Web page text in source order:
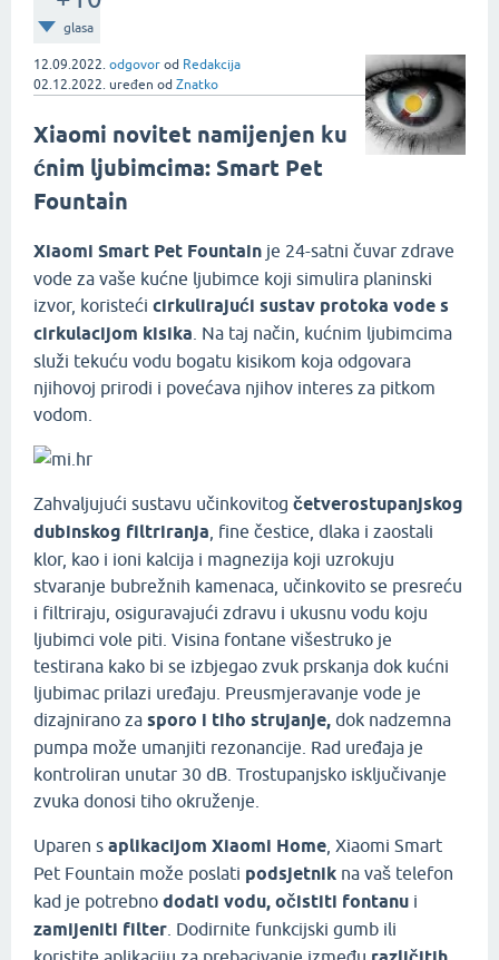
glasa
12.09.2022. odgovor od Redakcija
02.12.2022. uređen od Znatko
Xiaomi novitet namijenjen ku
ćnim ljubimcima: Smart Pet
Fountain
Xiaomi Smart Pet Fountain je 24-satni čuvar zdrave
vode za vaše kućne ljubimce koji simulira planinski
izvor, koristeći cirkulirajući sustav protoka vode s
cirkulacijom kisika . Na taj način, kućnim ljubimcima
služi tekuću vodu bogatu kisikom koja odgovara
njihovoj prirodi i povećava njihov interes za pitkom
vodom.
Zahvaljujući sustavu učinkovitog četverostupanjskog
dubinskog filtriranja , fine čestice, dlaka i zaostali
klor, kao i ioni kalcija i magnezija koji uzrokuju
stvaranje bubrežnih kamenaca, učinkovito se presreću
i filtriraju, osiguravajući zdravu i ukusnu vodu koju
ljubimci vole piti. Visina fontane višestruko je
testirana kako bi se izbjegao zvuk prskanja dok kućni
ljubimac prilazi uređaju. Preusmjeravanje vode je
dizajnirano za sporo i tiho strujanje, dok nadzemna
pumpa može umanjiti rezonancije. Rad uređaja je
kontroliran unutar 30 dB. Trostupanjsko isključivanje
zvuka donosi tiho okruženje.
Uparen s aplikacijom Xiaomi Home , Xiaomi Smart
Pet Fountain može poslati podsjetnik na vaš telefon
kad je potrebno dodati vodu, očistiti fontanu i
zamijeniti filter . Dodirnite funkcijski gumb ili